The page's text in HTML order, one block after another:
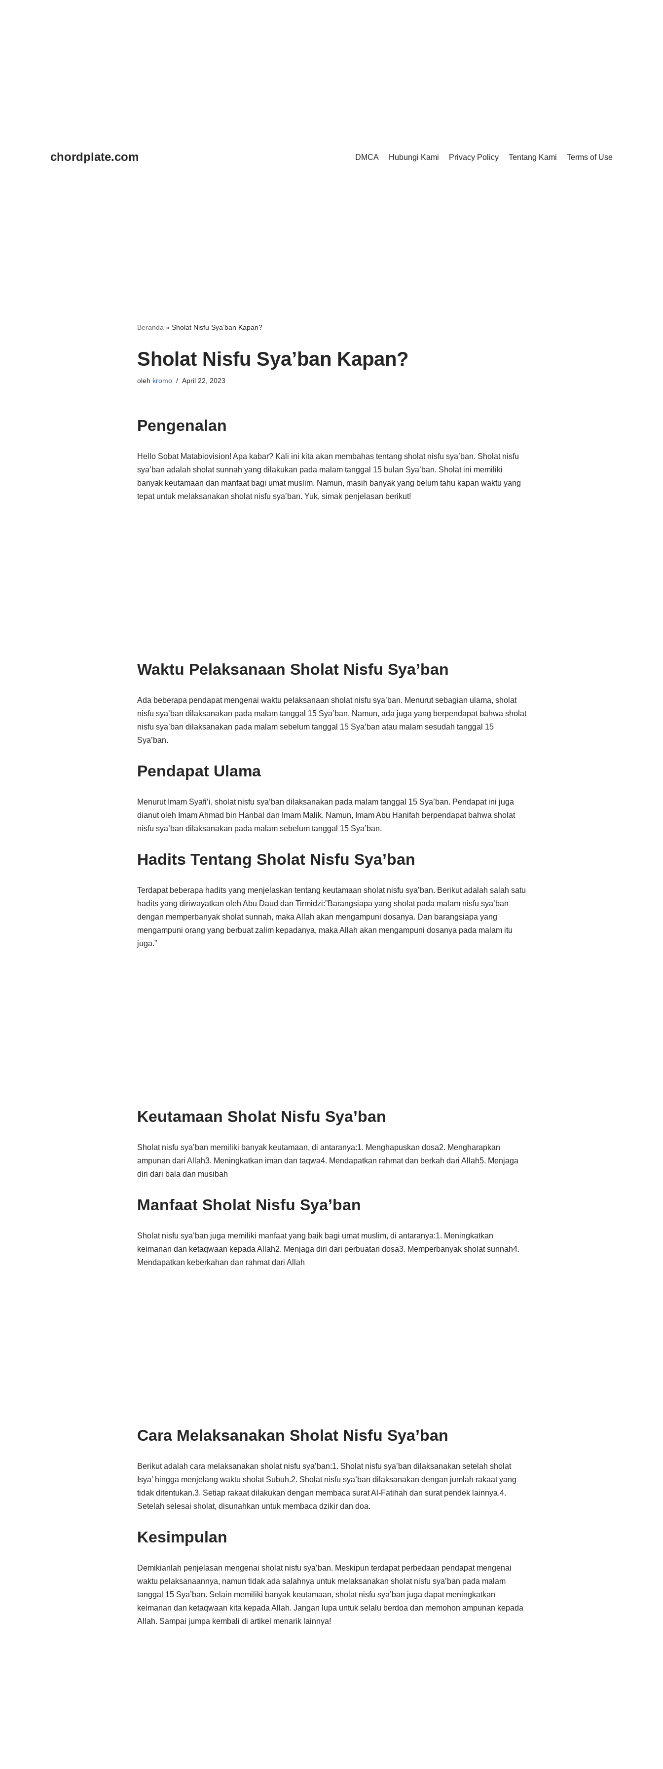
chordplate.com DMCA Hubungi Kami Privacy Policy Tentang Kami Terms of Use
Beranda » Sholat Nisfu Sya’ban Kapan?
Sholat Nisfu Sya’ban Kapan?
oleh kromo April 22, 2023
Pengenalan
Hello Sobat Matabiovision! Apa kabar? Kali ini kita akan membahas tentang sholat nisfu sya’ban. Sholat nisfu
sya’ban adalah sholat sunnah yang dilakukan pada malam tanggal 15 bulan Sya’ban. Sholat ini memiliki
banyak keutamaan dan manfaat bagi umat muslim. Namun, masih banyak yang belum tahu kapan waktu yang
tepat untuk melaksanakan sholat nisfu sya’ban. Yuk, simak penjelasan berikut!
Waktu Pelaksanaan Sholat Nisfu Sya’ban
Ada beberapa pendapat mengenai waktu pelaksanaan sholat nisfu sya’ban. Menurut sebagian ulama, sholat
nisfu sya’ban dilaksanakan pada malam tanggal 15 Sya’ban. Namun, ada juga yang berpendapat bahwa sholat
nisfu sya’ban dilaksanakan pada malam sebelum tanggal 15 Sya’ban atau malam sesudah tanggal 15
Sya’ban.
Pendapat Ulama
Menurut Imam Syafi’i, sholat nisfu sya’ban dilaksanakan pada malam tanggal 15 Sya’ban. Pendapat ini juga
dianut oleh Imam Ahmad bin Hanbal dan Imam Malik. Namun, Imam Abu Hanifah berpendapat bahwa sholat
nisfu sya’ban dilaksanakan pada malam sebelum tanggal 15 Sya’ban.
Hadits Tentang Sholat Nisfu Sya’ban
Terdapat beberapa hadits yang menjelaskan tentang keutamaan sholat nisfu sya’ban. Berikut adalah salah satu
hadits yang diriwayatkan oleh Abu Daud dan Tirmidzi:”Barangsiapa yang sholat pada malam nisfu sya’ban
dengan memperbanyak sholat sunnah, maka Allah akan mengampuni dosanya. Dan barangsiapa yang
mengampuni orang yang berbuat zalim kepadanya, maka Allah akan mengampuni dosanya pada malam itu
juga.”
Keutamaan Sholat Nisfu Sya’ban
Sholat nisfu sya’ban memiliki banyak keutamaan, di antaranya:1. Menghapuskan dosa2. Mengharapkan
ampunan dari Allah3. Meningkatkan iman dan taqwa4. Mendapatkan rahmat dan berkah dari Allah5. Menjaga
diri dari bala dan musibah
Manfaat Sholat Nisfu Sya’ban
Sholat nisfu sya’ban juga memiliki manfaat yang baik bagi umat muslim, di antaranya:1. Meningkatkan
keimanan dan ketaqwaan kepada Allah2. Menjaga diri dari perbuatan dosa3. Memperbanyak sholat sunnah4.
Mendapatkan keberkahan dan rahmat dari Allah
Cara Melaksanakan Sholat Nisfu Sya’ban
Berikut adalah cara melaksanakan sholat nisfu sya’ban:1. Sholat nisfu sya’ban dilaksanakan setelah sholat
Isya’ hingga menjelang waktu sholat Subuh.2. Sholat nisfu sya’ban dilaksanakan dengan jumlah rakaat yang
tidak ditentukan.3. Setiap rakaat dilakukan dengan membaca surat Al-Fatihah dan surat pendek lainnya.4.
Setelah selesai sholat, disunahkan untuk membaca dzikir dan doa.
Kesimpulan
Demikianlah penjelasan mengenai sholat nisfu sya’ban. Meskipun terdapat perbedaan pendapat mengenai
waktu pelaksanaannya, namun tidak ada salahnya untuk melaksanakan sholat nisfu sya’ban pada malam
tanggal 15 Sya’ban. Selain memiliki banyak keutamaan, sholat nisfu sya’ban juga dapat meningkatkan
keimanan dan ketaqwaan kita kepada Allah. Jangan lupa untuk selalu berdoa dan memohon ampunan kepada
Allah. Sampai jumpa kembali di artikel menarik lainnya!